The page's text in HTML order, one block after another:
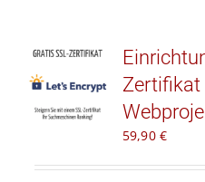
Kontakt
Zertifikat
59,90 €